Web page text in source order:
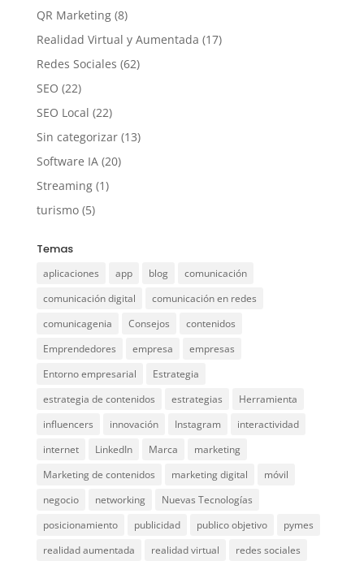
QR Marketing(8)
Realidad Virtual y Aumentada (17)
Redes Sociales (62)
SEO (22)
SEO Local (22)
Sin categorizar(13)
Software IA(20)
Streaming(1)
turismo(5)
Temas
aplicaciones app blog
comunicación
comunicación digital
comunicación en redes
comunicagenia
Consejos
contenidos
Emprendedores
empresa
empresas
Entorno empresarial
Estrategia
estrategia de contenidos
estrategias
Herramienta
influencers
innovación Instagram
interactividad
internet
LinkedIn Marca
marketing
Marketing de contenidos
marketing digital
móvil
negocio
networking
Nuevas Tecnologías
posicionamiento
publicidad publico objetivo
pymes
realidad aumentada
realidad virtual redes sociales